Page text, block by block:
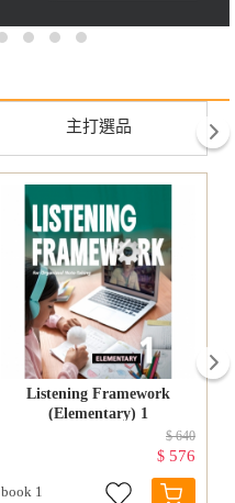
主打選品
Listening Framework
(Elementary) 1
$ 640
$ 576
book 1